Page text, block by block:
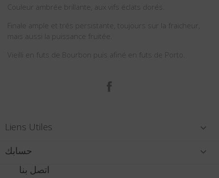
Couleur ambrée brillante, aux vifs éclats dorés.
Finale ample et trés persistante, toujours sur la fraicheur,
mais aussi la puissance fruitée.
Vieilli en futs de Bourbon puis afiné en futs de Porto.
Liens Utiles 
حسابك 
اتصل بنا